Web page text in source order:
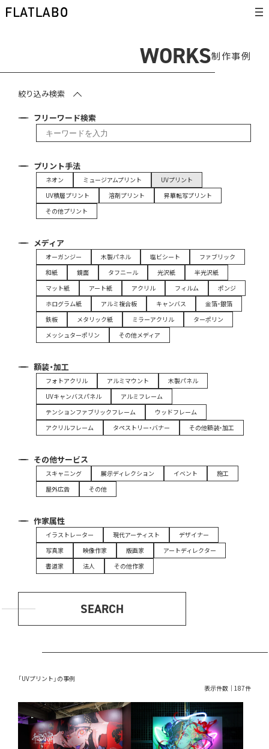
WORKS制作事例
絞り込み検索
フリーワード検索
プリント手法
ネオン ミュージアムプリント
UVプリント
UV積層プリント
溶剤プリント
昇華転写プリント
その他プリント
メディア
オーガンジー 木製パネル 塩ビシート
ファブリック
和紙
鏡面 タフニール 光沢紙
半光沢紙
マット紙
アート紙 アクリル フィルム
ポンジ
ホログラム紙
アルミ複合板 キャンバス
金箔・銀箔
鉄板
メタリック紙 ミラーアクリル
ターポリン
メッシュターポリン
その他メディア
額装・加工
フォトアクリル アルミマウント
木製パネル
UVキャンバスパネル
アルミフレーム
テンションファブリックフレーム
ウッドフレーム
アクリルフレーム
タペストリー・バナー その他額装・加工
その他サービス
スキャニング 展示ディレクション イベント
施工
屋外広告
その他
作家属性
イラストレーター 現代アーティスト
デザイナー
写真家
映像作家 版画家
アートディレクター
書道家
法人 その他作家
SEARCH
「UVプリント」の事例
表示件数｜187件